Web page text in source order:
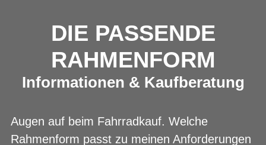
DIE PASSENDE
RAHMENFORM
Informationen & Kaufberatung
Augen auf beim Fahrradkauf. Welche
Rahmenform passt zu meinen Anforderungen